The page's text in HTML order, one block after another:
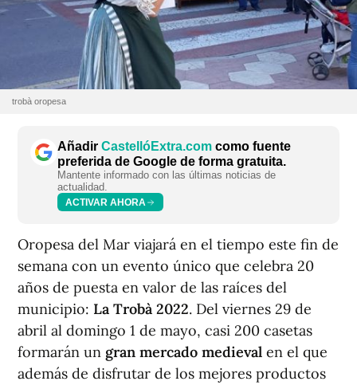
trobà oropesa
Añadir CastellóExtra.com como fuente
preferida de Google de forma gratuita.
Mantente informado con las últimas noticias de
actualidad.
ACTIVAR AHORA
Oropesa del Mar viajará en el tiempo este fin de
semana con un evento único que celebra 20
años de puesta en valor de las raíces del
municipio: La Trobà 2022. Del viernes 29 de
abril al domingo 1 de mayo, casi 200 casetas
formarán un gran mercado medieval en el que
además de disfrutar de los mejores productos